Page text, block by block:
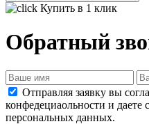
Купить в 1 клик
Обратный
Отправляя заявку вы
конфедециаольности и даете
персональных данных.